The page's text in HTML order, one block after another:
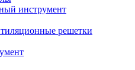
инструмент
решетки